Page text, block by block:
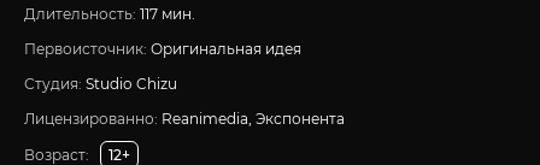
Длительность: 117 мин.
Первоисточник: Оригинальная идея
Студия: Studio Chizu
Лицензированно: Reanimedia, Экспонента
Возраст:
12+